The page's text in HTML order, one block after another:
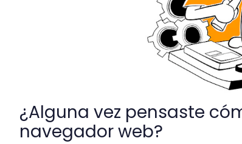
¿Alguna vez pensaste
navegador web?